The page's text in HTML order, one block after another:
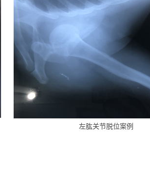
左肱关节脱位案例